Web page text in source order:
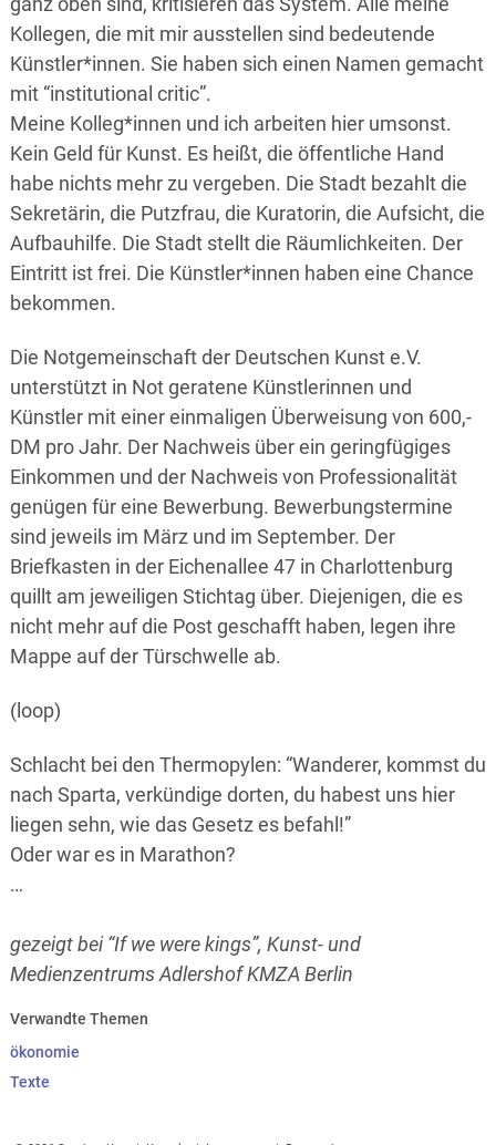
Kollegen, die mit mir ausstellen sind bedeutende
Künstler*innen. Sie haben sich einen Namen gemacht
mit “institutional critic”.
Meine Kolleg*innen und ich arbeiten hier umsonst.
Kein Geld für Kunst. Es heißt, die öffentliche Hand
habe nichts mehr zu vergeben. Die Stadt bezahlt die
Sekretärin, die Putzfrau, die Kuratorin, die Aufsicht, die
Aufbauhilfe. Die Stadt stellt die Räumlichkeiten. Der
Eintritt ist frei. Die Künstler*innen haben eine Chance
bekommen.
Die Notgemeinschaft der Deutschen Kunst e.V.
unterstützt in Not geratene Künstlerinnen und
Künstler mit einer einmaligen Überweisung von 600,-
DM pro Jahr. Der Nachweis über ein geringfügiges
Einkommen und der Nachweis von Professionalität
genügen für eine Bewerbung. Bewerbungstermine
sind jeweils im März und im September. Der
Briefkasten in der Eichenallee 47 in Charlottenburg
quillt am jeweiligen Stichtag über. Diejenigen, die es
nicht mehr auf die Post geschafft haben, legen ihre
Mappe auf der Türschwelle ab.
(loop)
Schlacht bei den Thermopylen: “Wanderer, kommst du
nach Sparta, verkündige dorten, du habest uns hier
liegen sehn, wie das Gesetz es befahl!”
Oder war es in Marathon?
…
gezeigt bei “If we were kings”, Kunst- und
Medienzentrums Adlershof KMZA Berlin
Verwandte Themen
ökonomie
Texte